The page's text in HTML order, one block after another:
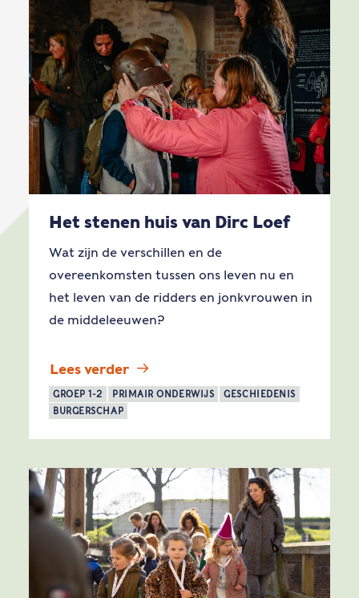
Het stenen huis van Dirc Loef
Wat zijn de verschillen en de
overeenkomsten tussen ons leven nu en
het leven van de ridders en jonkvrouwen in
de middeleeuwen?
Lees verder
GROEP 1-2 PRIMAIR ONDERWIJS
GESCHIEDENIS
BURGERSCHAP